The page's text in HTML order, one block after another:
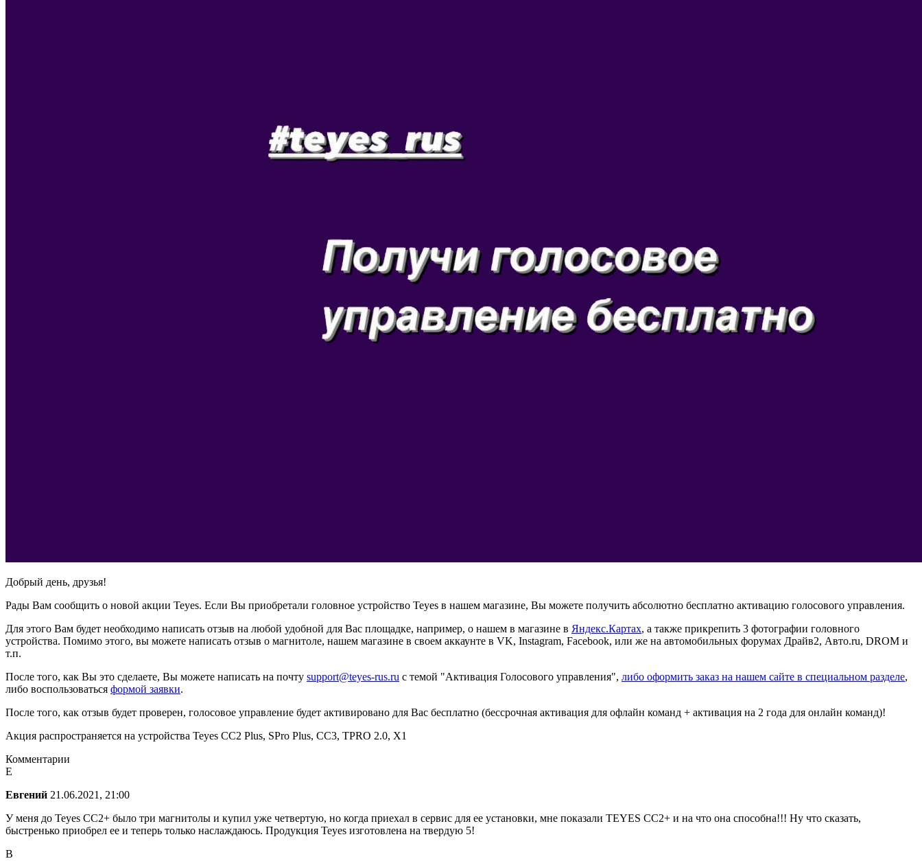
Добрый день, друзья!
Рады Вам сообщить о новой акции Teyes. Если Вы приобретали головное устройство Teyes в нашем магазине, Вы можете получить абсолютно бесплатно активацию голосового управления.
Для этого Вам будет необходимо написать отзыв на любой удобной для Вас площадке, например, о нашем в магазине в Яндекс.Картах, а также прикрепить 3 фотографии головного
устройства. Помимо этого, вы можете написать отзыв о магнитоле, нашем магазине в своем аккаунте в VK, Instagram, Facebook, или же на автомобильных форумах Драйв2, Авто.ru, DROM и
т.п.
После того, как Вы это сделаете, Вы можете написать на почту support@teyes-rus.ru с темой "Активация Голосового управления", либо оформить заказ на нашем сайте в специальном разделе,
либо воспользоваться формой заявки.
После того, как отзыв будет проверен, голосовое управление будет активировано для Вас бесплатно (бессрочная активация для офлайн команд + активация на 2 года для онлайн команд)!
Акция распространяется на устройства Teyes CC2 Plus, SPro Plus, CC3, TPRO 2.0, X1
Комментарии
Е
Евгений 21.06.2021, 21:00
У меня до Teyes CC2+ было три магнитолы и купил уже четвертую, но когда приехал в сервис для ее установки, мне показали TEYES СС2+ и на что она способна!!! Ну что сказать,
быстренько приобрел ее и теперь только наслаждаюсь. Продукция Teyes изготовлена на твердую 5!
В